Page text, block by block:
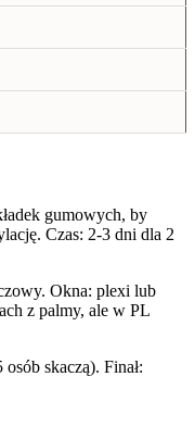
gumowych, by
Czas: 2-3 dni dla 2
Okna: plexi lub
z palmy, ale w PL
skaczą). Finał: